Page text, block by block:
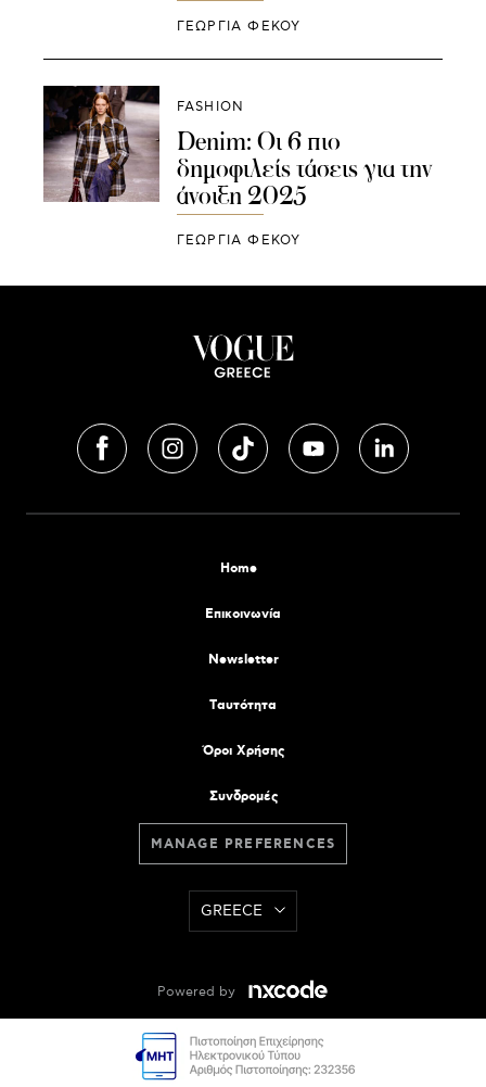
ΓΕΩΡΓΙΑ ΦΕΚΟΥ
FASHION
Denim: Οι 6 πιο
δημοφιλείς τάσεις για την
άνοιξη 2025
ΓΕΩΡΓΙΑ ΦΕΚΟΥ
Home
Επικοινωνία
Newsletter
Tαυτότητα
Όροι Χρήσης
Συνδρομές
MANAGE PREFERENCES
GREECE
Powered by